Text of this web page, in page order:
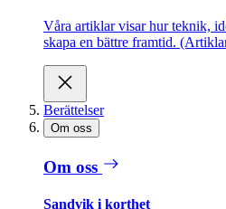
Våra artiklar visar hur teknik,
skapa en bättre framtid.
Berättelser
Om oss
Om oss
Sandvik i korthet